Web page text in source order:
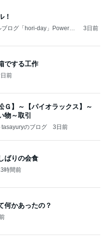
！
ログ「hori-day」Powered
3日前
でする工作
前
Ｇ】～【パイオラックス】～
物～取引
のブログ 3日前
ばりの会食
時間前
何かあったの？